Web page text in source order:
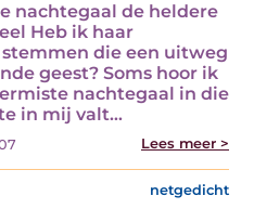
nachtegaal de heldere
Heb ik haar
die een uitweg
geest? Soms hoor ik
nachtegaal in die
in mij valt…
Lees meer >
netgedicht